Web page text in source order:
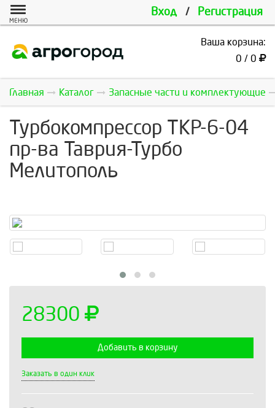
Вход / Регистрация
МЕНЮ
Ваша корзина:
0 / 0
Главная Каталог Запасные части и комплектующие
Турбокомпрессор ТКР-6-04
пр-ва Таврия-Турбо
Мелитополь
28300
Добавить в корзину
Заказать в один клик